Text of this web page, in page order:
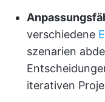
verschiedene
szenarien
iterativen